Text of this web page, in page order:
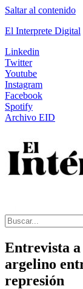
Saltar al contenido
El Interprete Digital
Linkedin
Twitter
Youtube
Instagram
Facebook
Spotify
Archivo EID
Buscar...
Entrevista
argelino
represión